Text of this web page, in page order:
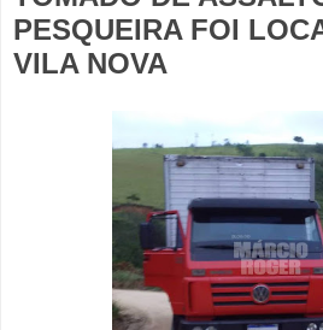
PESQUEIRA FOI
VILA NOVA